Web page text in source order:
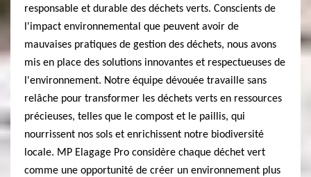
responsable et durable des déchets verts. Conscients de
l'impact environnemental que peuvent avoir de
mauvaises pratiques de gestion des déchets, nous avons
mis en place des solutions innovantes et respectueuses de
l'environnement. Notre équipe dévouée travaille sans
relâche pour transformer les déchets verts en ressources
précieuses, telles que le compost et le paillis, qui
nourrissent nos sols et enrichissent notre biodiversité
locale. MP Elagage Pro considère chaque déchet vert
comme une opportunité de créer un environnement plus